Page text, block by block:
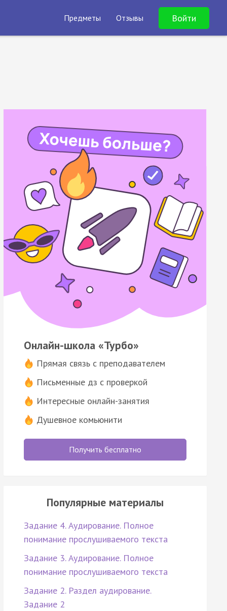
Предметы Отзывы Войти
Онлайн-школа «Турбо»
Прямая связь с преподавателем
Письменные дз с проверкой
Интересные онлайн-занятия
Душевное комьюнити
Получить бесплатно
Популярные материалы
Задание 4. Аудирование. Полное
понимание прослушиваемого текста
Задание 3. Аудирование. Полное
понимание прослушиваемого текста
Задание 2. Раздел аудирование.
Задание 2